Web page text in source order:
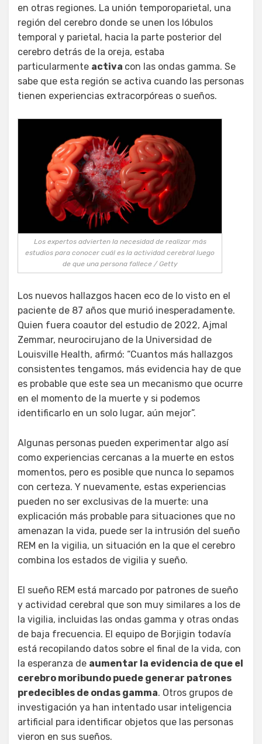
en otras regiones. La unión temporoparietal, una
región del cerebro donde se unen los lóbulos
temporal y parietal, hacia la parte posterior del
cerebro detrás de la oreja, estaba
particularmente activa con las ondas gamma. Se
sabe que esta región se activa cuando las personas
tienen experiencias extracorpóreas o sueños.
Los expertos advierten la necesidad de realizar más
estudios para conocer cuál es la actividad cerebral luego
de que una persona fallece / Getty
Los nuevos hallazgos hacen eco de lo visto en el
paciente de 87 años que murió inesperadamente.
Quien fuera coautor del estudio de 2022, Ajmal
Zemmar, neurocirujano de la Universidad de
Louisville Health, afirmó: “Cuantos más hallazgos
consistentes tengamos, más evidencia hay de que
es probable que este sea un mecanismo que ocurre
en el momento de la muerte y si podemos
identificarlo en un solo lugar, aún mejor”.
Algunas personas pueden experimentar algo así
como experiencias cercanas a la muerte en estos
momentos, pero es posible que nunca lo sepamos
con certeza. Y nuevamente, estas experiencias
pueden no ser exclusivas de la muerte: una
explicación más probable para situaciones que no
amenazan la vida, puede ser la intrusión del sueño
REM en la vigilia, un situación en la que el cerebro
combina los estados de vigilia y sueño.
El sueño REM está marcado por patrones de sueño
y actividad cerebral que son muy similares a los de
la vigilia, incluidas las ondas gamma y otras ondas
de baja frecuencia. El equipo de Borjigin todavía
está recopilando datos sobre el final de la vida, con
la esperanza de aumentar la evidencia de que el
cerebro moribundo puede generar patrones
predecibles de ondas gamma. Otros grupos de
investigación ya han intentado usar inteligencia
artificial para identificar objetos que las personas
vieron en sus sueños.